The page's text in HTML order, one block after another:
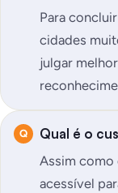
Para
cidades
julgar
Qual é o
Assim como
acessível